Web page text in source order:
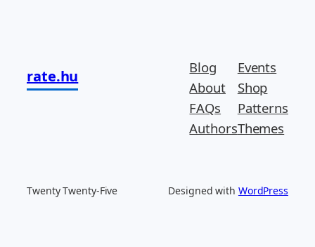
rate.hu
Blog
About
FAQs
Authors
Events
Shop
Patterns
Themes
Twenty Twenty-Five Designed with WordPress